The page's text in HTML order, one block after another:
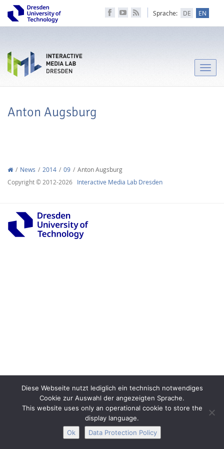
Sprache: DE EN
Toggle
Anton Augsburg
News 2014 09
Anton Augsburg
Copyright © 2012-2026 Interactive Media Lab Dresden
Diese Webseite nutzt lediglich ein technisch notwendiges
Cookie zur Auswahl der angezeigten Sprache.
This website uses only an operational cookie to store the
display language.
Ok
Data Protection Policy